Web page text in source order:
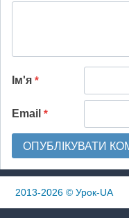
Ім'я *
Email *
2013-2026© Урок-UA